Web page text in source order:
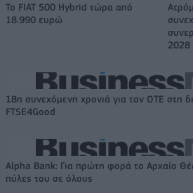
Το FIAT 500 Hybrid τώρα από
18.990 ευρώ
2028
18η συνεχόμενη χρονιά για τον ΟΤΕ στη
FTSE4Good
Alpha Bank: Για πρώτη φορά το Αρχαίο
πύλες του σε όλους